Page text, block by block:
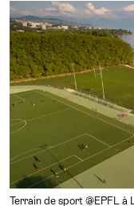
Terrain de sport @EPFL à